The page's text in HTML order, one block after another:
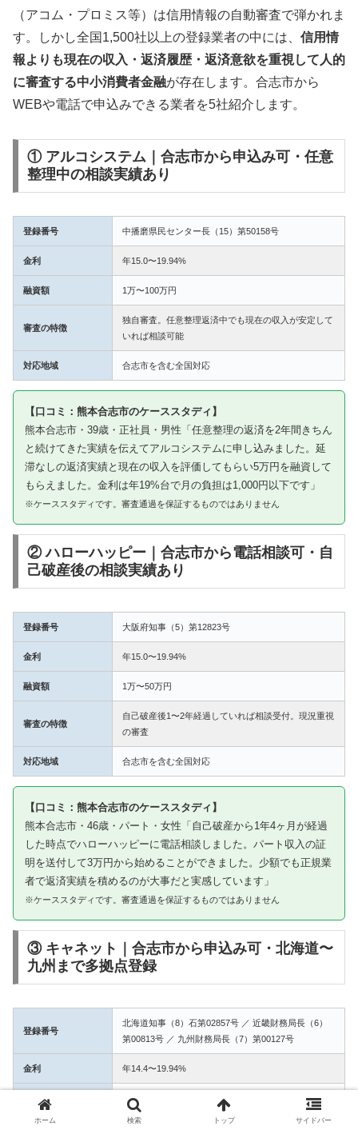
（アコム・プロミス等）は信用情報の自動審査で弾かれま
す。しかし全国1,500社以上の登録業者の中には、 信用情
報よりも現在の収入・返済履歴・返済意欲を重視して人的
に審査する中小消費者金融が存在します。合志市から
WEBや電話で申込みできる業者を5社紹介します。
① アルコシステム｜合志市から申込み可・任意
整理中の相談実績あり
登録番号 中播磨県民センター長（15）第50158号
金利 年15.0〜19.94%
融資額 1万〜100万円
審査の特徴
独自審査。任意整理返済中でも現在の収入が安定して
いれば相談可能
対応地域 合志市を含む全国対応
【口コミ：熊本合志市のケーススタディ】
熊本合志市・39歳・正社員・男性「任意整理の返済を2年間きちん
と続けてきた実績を伝えてアルコシステムに申し込みました。延
滞なしの返済実績と現在の収入を評価してもらい5万円を融資して
もらえました。金利は年19%台で月の負担は1,000円以下です」
※ケーススタディです。審査通過を保証するものではありません
② ハローハッピー｜合志市から電話相談可・自
己破産後の相談実績あり
登録番号 大阪府知事（5）第12823号
金利 年15.0〜19.94%
融資額 1万〜50万円
審査の特徴
自己破産後1〜2年経過していれば相談受付。現況重視
の審査
対応地域 合志市を含む全国対応
【口コミ：熊本合志市のケーススタディ】
熊本合志市・46歳・パート・女性「自己破産から1年4ヶ月が経過
した時点でハローハッピーに電話相談しました。パート収入の証
明を送付して3万円から始めることができました。少額でも正規業
者で返済実績を積めるのが大事だと実感しています」
※ケーススタディです。審査通過を保証するものではありません
③ キャネット｜合志市から申込み可・北海道〜
九州まで多拠点登録
登録番号
北海道知事（8）石第02857号 ／ 近畿財務局長（6）
第00813号 ／ 九州財務局長（7）第00127号
金利 年14.4〜19.94%
融資額 1万〜50万円
ホーム 検索 トップ サイドバー